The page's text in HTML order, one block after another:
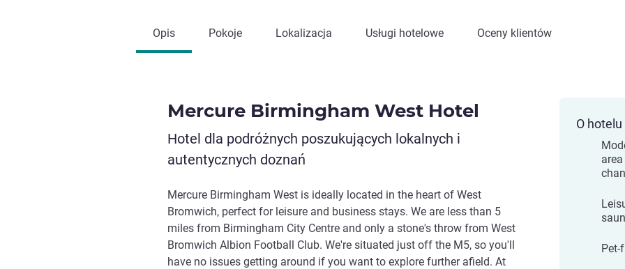
Opis Pokoje Lokalizacja Usługi hotelowe Oceny klientów
Mercure Birmingham West Hotel
Hotel dla podróżnych poszukujących lokalnych i
autentycznych doznań
Mercure Birmingham West is ideally located in the heart of West
Bromwich, perfect for leisure and business stays. We are less than 5
miles from Birmingham City Centre and only a stone's throw from West
Bromwich Albion Football Club. We're situated just off the M5, so you'll
have no issues getting around if you want to explore further afield. At
O hotelu
Pet-